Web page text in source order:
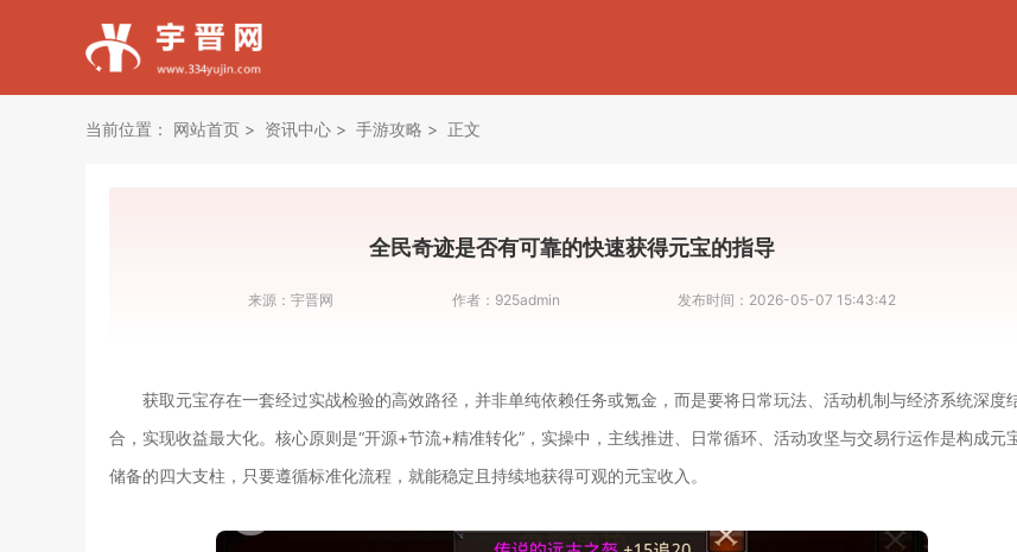
当前位置： 网站首页 资讯中心 手游攻略 正文
全民奇迹是否有可靠的快速获得元宝的指导
来源： 宇晋网 作者： 925admin 发布时间： 2026-05-07 15:43:42
获取元宝存在一套经过实战检验的高效路径，并非单纯依赖任务或氪金，而是要将日常玩法、活动机制与经济系统深度
合，实现收益最大化。核心原则是“开源+节流+精准转化”，实操中，主线推进、日常循环、活动攻坚与交易行运作是构成元
储备的四大支柱，只要遵循标准化流程，就能稳定且持续地获得可观的元宝收入。